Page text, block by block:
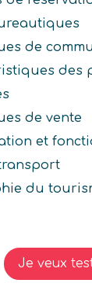
de
des
de vente
et
du
Je veux